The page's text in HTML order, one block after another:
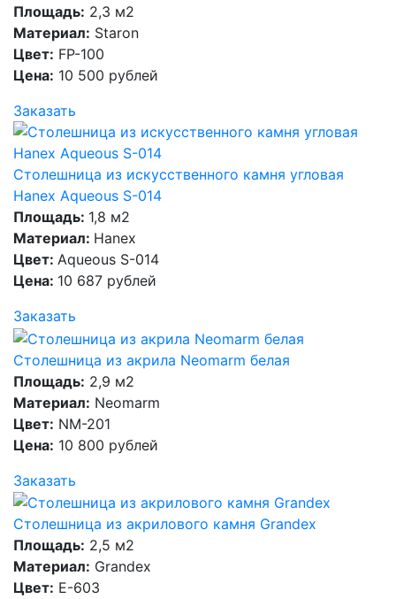
Площадь: 2,3 м2
Материал: Staron
Цвет: FP-100
Цена: 10 500 рублей
Заказать
Столешница из искусственного камня угловая
Hanex Aqueous S-014
Площадь: 1,8 м2
Материал: Hanex
Цвет: Aqueous S-014
Цена: 10 687 рублей
Заказать
Столешница из акрила Neomarm белая
Площадь: 2,9 м2
Материал: Neomarm
Цвет: NM-201
Цена: 10 800 рублей
Заказать
Столешница из акрилового камня Grandex
Площадь: 2,5 м2
Материал: Grandex
Цвет: E-603